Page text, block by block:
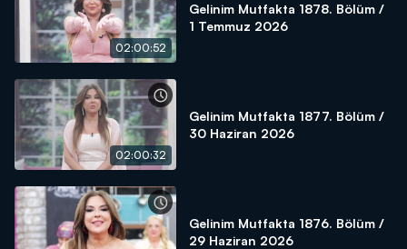
02:00:52
Gelinim Mutfakta 1878. Bölüm /
1 Temmuz 2026
02:00:32
Gelinim Mutfakta 1877. Bölüm /
30 Haziran 2026
Gelinim Mutfakta 1876. Bölüm /
29 Haziran 2026